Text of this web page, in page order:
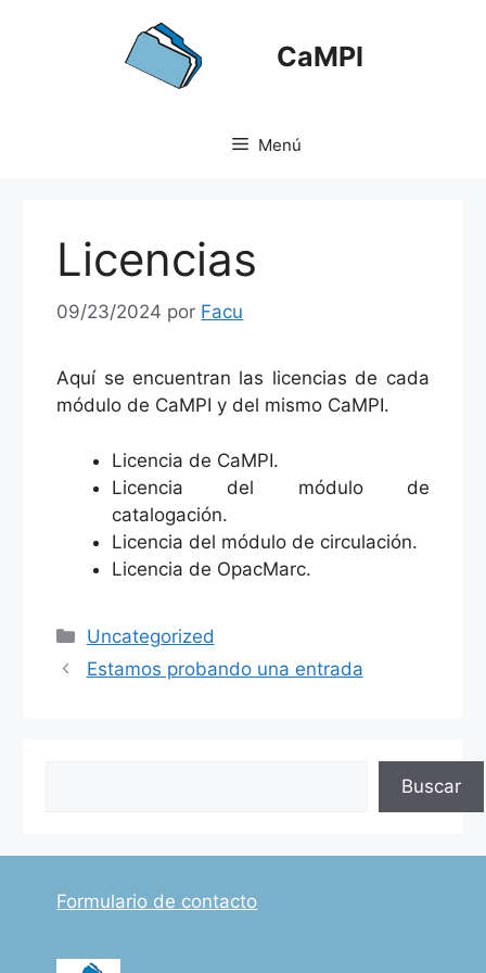
CaMPI
Menú
Licencias
09/23/2024 por Facu
Aquí se encuentran las licencias de cada
módulo de CaMPI y del mismo CaMPI.
Licencia de CaMPI.
Licencia del módulo de
catalogación.
Licencia del módulo de circulación.
Licencia de OpacMarc.
Categorías
Uncategorized
Estamos probando una entrada
Buscar
Formulario de contacto